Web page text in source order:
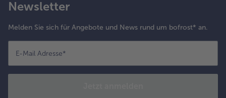
Newsletter
Melden Sie sich für Angebote und News rund um bofrost* an.
E-Mail Adresse*